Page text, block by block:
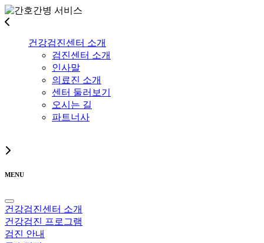
건강검진센터 소개
검진센터 소개
인사말
의료진 소개
센터 둘러보기
오시는 길
파트너사
MENU
건강검진센터 소개
건강검진 프로그램
검진 안내